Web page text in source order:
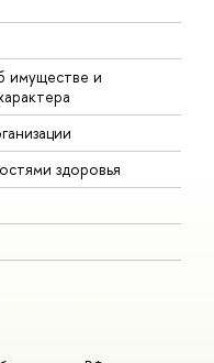
имуществе и
здоровья